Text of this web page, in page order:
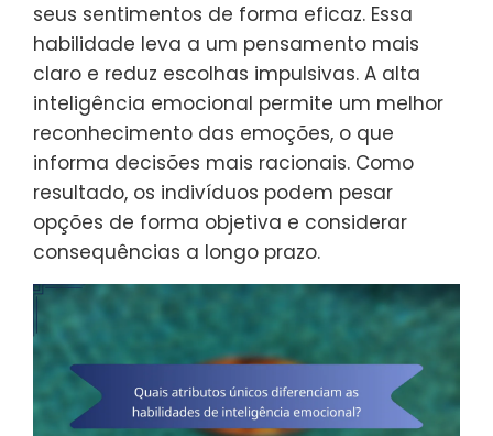
seus sentimentos de forma eficaz. Essa
habilidade leva a um pensamento mais
claro e reduz escolhas impulsivas. A alta
inteligência emocional permite um melhor
reconhecimento das emoções, o que
informa decisões mais racionais. Como
resultado, os indivíduos podem pesar
opções de forma objetiva e considerar
consequências a longo prazo.